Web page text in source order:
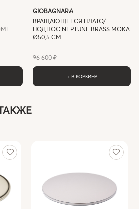
GIOBAGNARA
ВРАЩАЮЩЕЕСЯ ПЛАТО/
ПОДНОС NEPTUNE BRASS MOKA
Ø50,5 СМ
96 600 ₽
+ В КОРЗИНУ